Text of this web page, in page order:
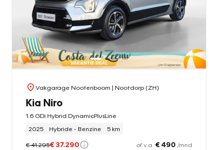
Vakgarage Nootenboom | Nootdorp (ZH)
Kia Niro
1.6 GDi Hybrid DynamicPlusLine
2025
Hybride - Benzine 5 km
€ 41.295€ 37.290 of v.a. € 490 /mnd